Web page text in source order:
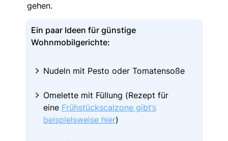
gehen.
Ein paar Ideen für günstige
Wohnmobilgerichte:
Nudeln mit Pesto oder Tomatensoße
Omelette mit Füllung (Rezept für
eine Frühstückscalzone gibt’s
beispielsweise hier)